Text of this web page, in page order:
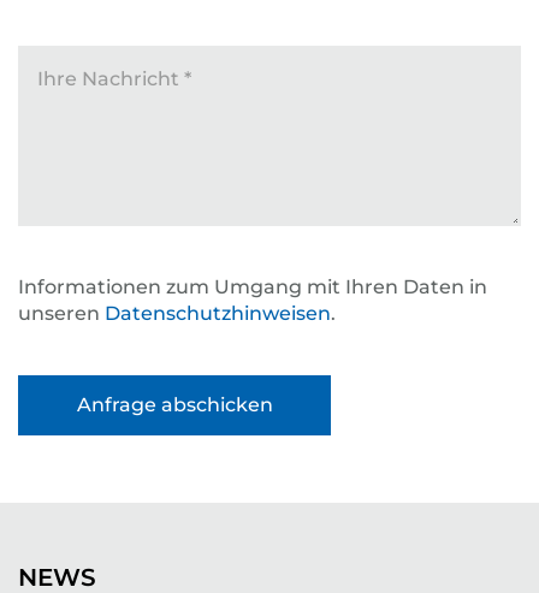
Ihre Nachricht *
Informationen zum Umgang mit Ihren Daten in
unseren Datenschutzhinweisen.
NEWS